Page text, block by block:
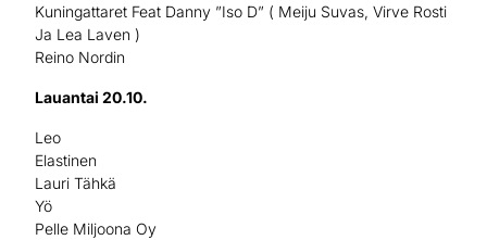
Kuningattaret Feat Danny ”Iso D” ( Meiju Suvas, Virve Rosti
Ja Lea Laven )
Reino Nordin
Lauantai 20.10.
Leo
Elastinen
Lauri Tähkä
Yö
Pelle Miljoona Oy